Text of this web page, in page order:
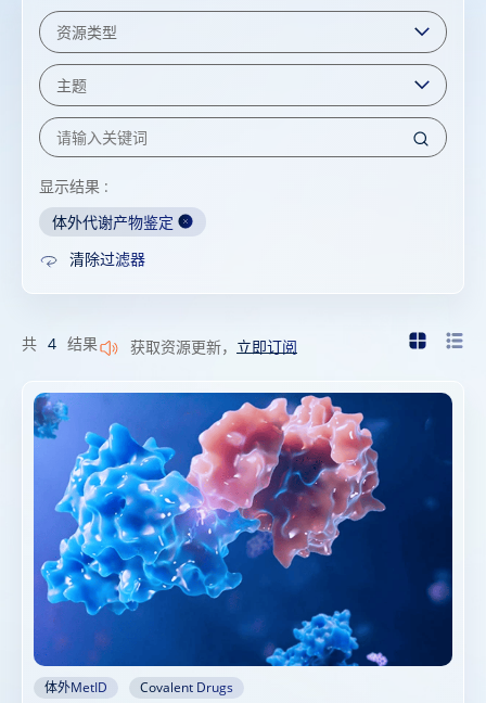
显示结果 :
体外代谢产物鉴定
清除过滤器
共 4 结果 获取资源更新， 立即订阅
体外MetID Covalent Drugs